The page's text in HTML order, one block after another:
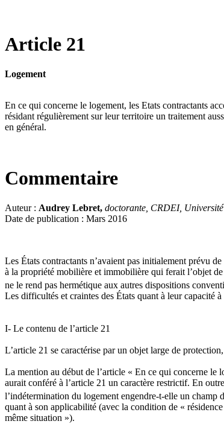
Article 21
Logement
En ce qui concerne le logement, les Etats contractants
résidant régulièrement sur leur territoire un traitement
en général.
Commentaire
Auteur : Audrey Lebret, doctorante, CRDEI,
Date de publication : Mars 2016
Les États contractants n’avaient pas initialement prévu
à la propriété mobilière et immobilière qui ferait l’objet
ne le rend pas hermétique aux autres dispositions
Les difficultés et craintes des États quant à leur capacité
I- Le contenu de l’article 21
L’article 21 se caractérise par un objet large de
La mention au début de l’article « En ce qui concerne le
aurait conféré à l’article 21 un caractère restrictif. En
l’indétermination du logement engendre-t-elle un champ
quant à son applicabilité (avec la condition de «
même situation »).